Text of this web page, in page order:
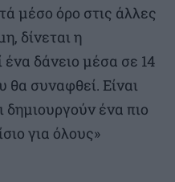
μέσο όρο στις άλλες
δίνεται η
ένα δάνειο μέσα σε 14
θα συναφθεί. Είναι
ένα πιο
για όλους»